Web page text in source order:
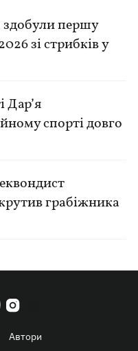
здобули першу
зі стрибків у
Дар’я
спорті довго
грабіжника
Автори